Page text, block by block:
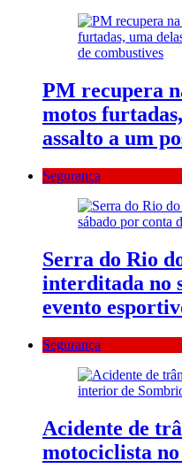
PM recupera
motos
assalto a um
Segurança
Serra do Rio
interditada no
evento
Segurança
Acidente de
motociclista